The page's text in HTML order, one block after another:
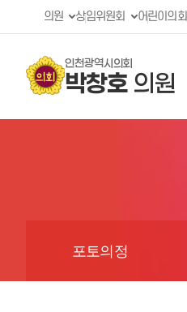
의원 상임위원회 어린이의회
인천광역시의회
박창호 의원
포토의정